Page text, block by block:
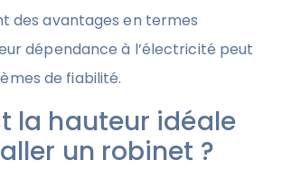
des avantages en termes
dépendance à l’électricité peut
de fiabilité.
la hauteur idéale
un robinet ?